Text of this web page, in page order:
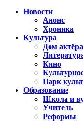
Новости
Анонс
Хроника
Культура
Дом актёра
Кино
Парк
Образование
Школа и
Учитель
Реформы